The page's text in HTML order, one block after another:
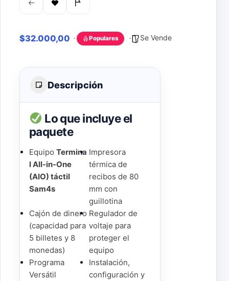
$32.000,00 Populares Se Vende
Descripción
Lo que incluye el
paquete
Equipo Termina
l All-in-One
(AIO) táctil
Sam4s
Impresora
térmica de
recibos de 80
mm con
guillotina
Cajón de dinero
(capacidad para
5 billetes y 8
monedas)
Regulador de
voltaje para
proteger el
equipo
Programa
Versátil
Instalación,
configuración y